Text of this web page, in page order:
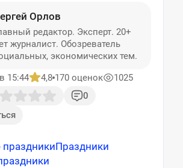
Орлов
редактор. Эксперт. 20+
журналист. Обозреватель
экономических тем.
15:44
4,8 170 оценок
1025
0
Праздники